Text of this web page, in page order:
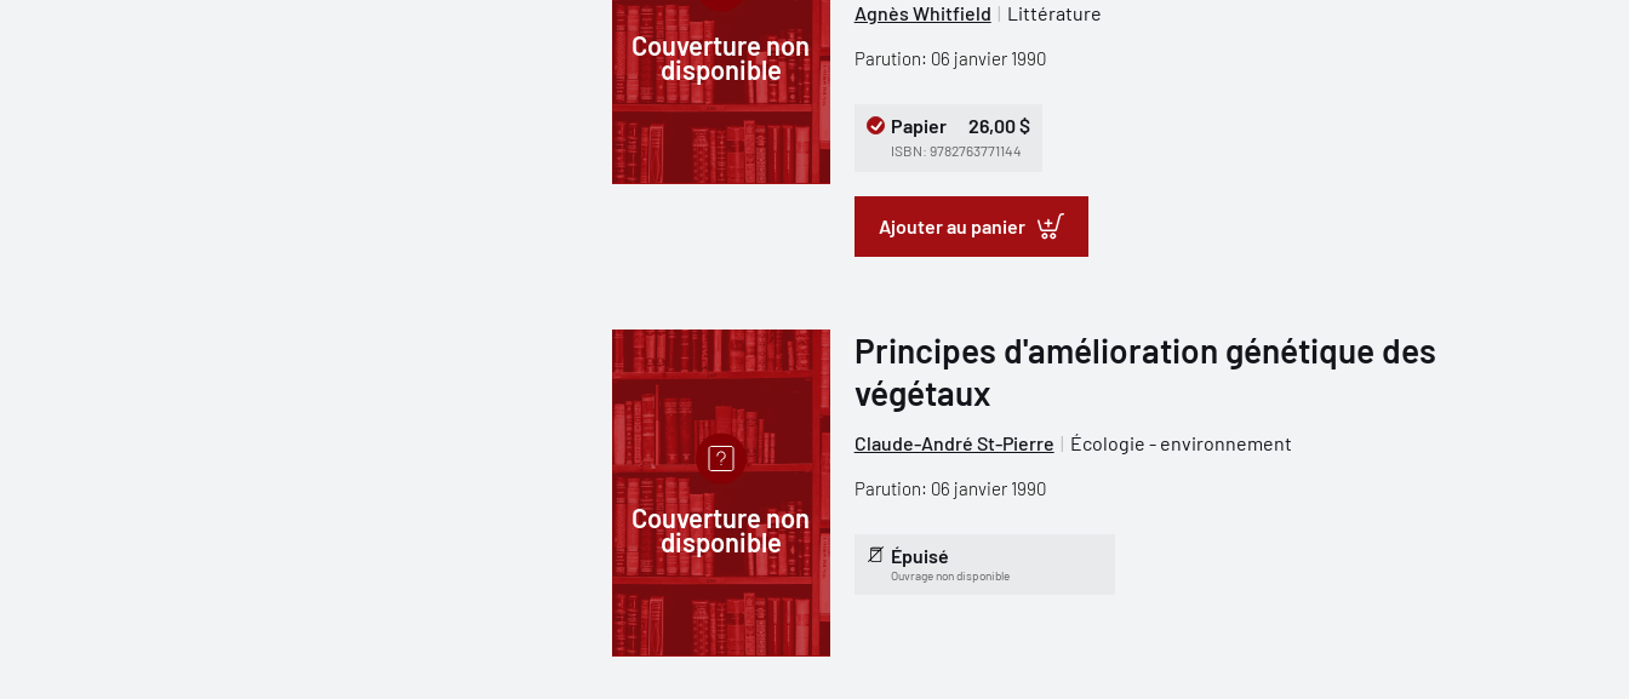
Couverture non
disponible
Agnès Whitfield Littérature
Parution: 06 janvier 1990
Papier 26,00 $
ISBN: 9782763771144
Ajouter au panier
Couverture non
disponible
Principes d'amélioration génétique des
végétaux
Claude-André St-Pierre Écologie - environnement
Parution: 06 janvier 1990
Épuisé
Ouvrage non disponible